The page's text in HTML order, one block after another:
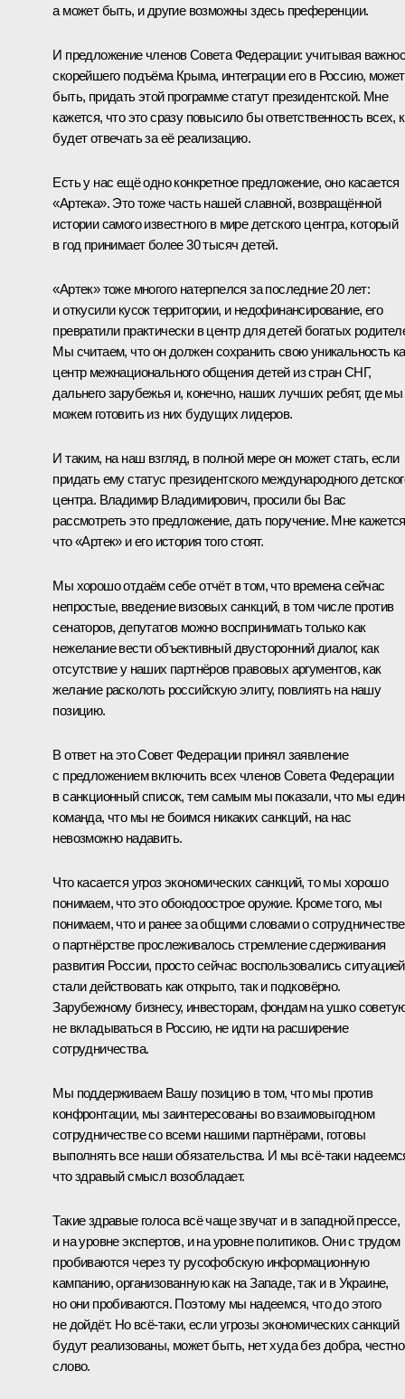
а может быть, и другие возможны здесь преференции.
И предложение членов Совета Федерации: учитывая
скорейшего подъёма Крыма, интеграции его в Россию, может
быть, придать этой программе статут президентской. Мне
кажется, что это сразу повысило бы ответственность всех,
будет отвечать за её реализацию.
Есть у нас ещё одно конкретное предложение, оно касается
«Артека». Это тоже часть нашей славной, возвращённой
истории самого известного в мире детского центра, который
в год принимает более 30 тысяч детей.
«Артек» тоже многого натерпелся за последние 20 лет:
и откусили кусок территории, и недофинансирование, его
превратили практически в центр для детей богатых
Мы считаем, что он должен сохранить свою уникальность
центр межнационального общения детей из стран СНГ,
дальнего зарубежья и, конечно, наших лучших ребят, где мы
можем готовить из них будущих лидеров.
И таким, на наш взгляд, в полной мере он может стать, если
придать ему статус президентского международного
центра. Владимир Владимирович, просили бы Вас
рассмотреть это предложение, дать поручение. Мне
что «Артек» и его история того стоят.
Мы хорошо отдаём себе отчёт в том, что времена сейчас
непростые, введение визовых санкций, в том числе против
сенаторов, депутатов можно воспринимать только как
нежелание вести объективный двусторонний диалог, как
отсутствие у наших партнёров правовых аргументов, как
желание расколоть российскую элиту, повлиять на нашу
позицию.
В ответ на это Совет Федерации принял заявление
с предложением включить всех членов Совета Федерации
в санкционный список, тем самым мы показали, что мы
команда, что мы не боимся никаких санкций, на нас
невозможно надавить.
Что касается угроз экономических санкций, то мы хорошо
понимаем, что это обоюдоострое оружие. Кроме того, мы
понимаем, что и ранее за общими словами о
о партнёрстве прослеживалось стремление сдерживания
развития России, просто сейчас воспользовались
стали действовать как открыто, так и подковёрно.
Зарубежному бизнесу, инвесторам, фондам на ушко
не вкладываться в Россию, не идти на расширение
сотрудничества.
Мы поддерживаем Вашу позицию в том, что мы против
конфронтации, мы заинтересованы во взаимовыгодном
сотрудничестве со всеми нашими партнёрами, готовы
выполнять все наши обязательства. И мы всё‑таки
что здравый смысл возобладает.
Такие здравые голоса всё чаще звучат и в западной прессе,
и на уровне экспертов, и на уровне политиков. Они с трудом
пробиваются через ту русофобскую информационную
кампанию, организованную как на Западе, так и в Украине,
но они пробиваются. Поэтому мы надеемся, что до этого
не дойдёт. Но всё‑таки, если угрозы экономических санкций
будут реализованы, может быть, нет худа без добра,
слово.